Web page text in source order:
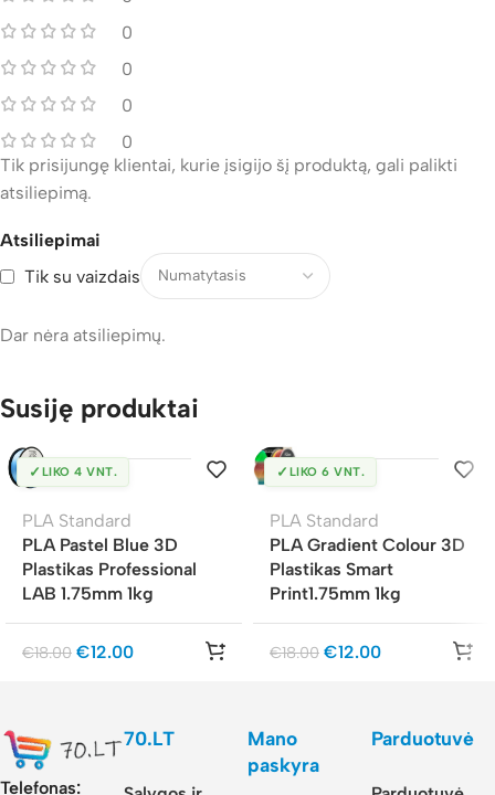
0
0
0
0
Atsiliepimai
Tik su vaizdais
Dar nėra atsiliepimų.
Tik prisijungę klientai, kurie įsigijo šį produktą, gali palikti
atsiliepimą.
Susiję produktai
✓ LIKO 4 VNT.
PLA Standard
PLA Pastel Blue 3D
Plastikas Professional
LAB 1.75mm 1kg
€18.00 €12.00
✓ LIKO 6 VNT.
PLA Standard
PLA Gradient Colour 3D
Plastikas Smart
Print1.75mm 1kg
€18.00 €12.00
Telefonas:
70.LT
Mano
paskyra
Parduotuvė